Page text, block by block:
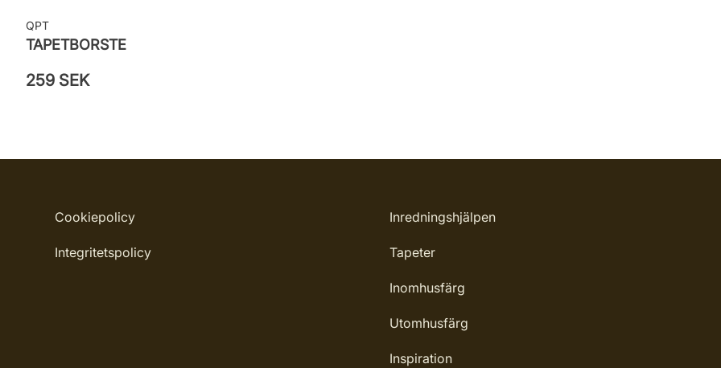
QPT
TAPETBORSTE
259 SEK
Cookiepolicy
Integritetspolicy
Inredningshjälpen
Tapeter
Inomhusfärg
Utomhusfärg
Inspiration